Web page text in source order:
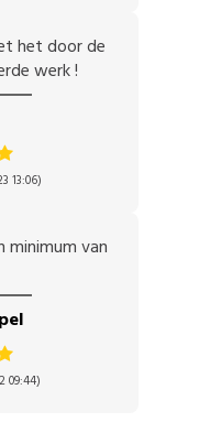
het door de
werk !
13:06)
minimum van
09:44)